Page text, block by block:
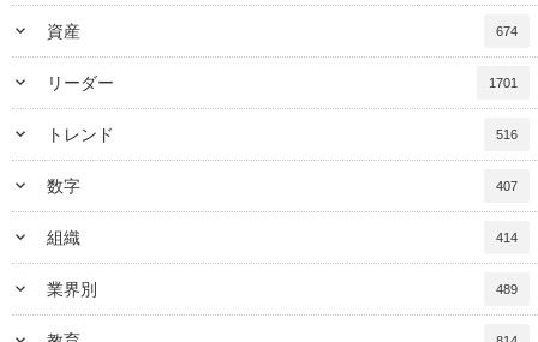
keyboard_arrow_down 資産 674
keyboard_arrow_down リーダー 1701
keyboard_arrow_down トレンド 516
keyboard_arrow_down 数字 407
keyboard_arrow_down 組織 414
keyboard_arrow_down 業界別 489